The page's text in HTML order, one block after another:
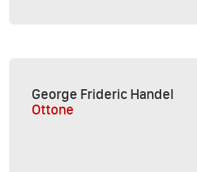
George Frideric Handel
Ottone